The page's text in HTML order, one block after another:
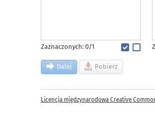
Zaznaczonych: 0/1
Dalej Pobierz
Licencja międzynarodowa Creative